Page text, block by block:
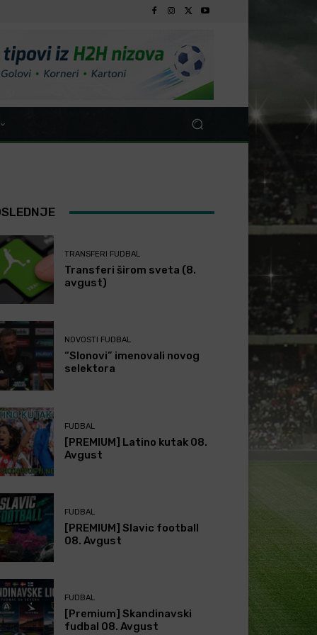
TRANSFERI FUDBAL
Transferi širom sveta (8.
avgust)
NOVOSTI FUDBAL
“Slonovi” imenovali novog
selektora
FUDBAL
[PREMIUM] Latino kutak 08.
Avgust
FUDBAL
[PREMIUM] Slavic football
08. Avgust
FUDBAL
[Premium] Skandinavski
fudbal 08. Avgust